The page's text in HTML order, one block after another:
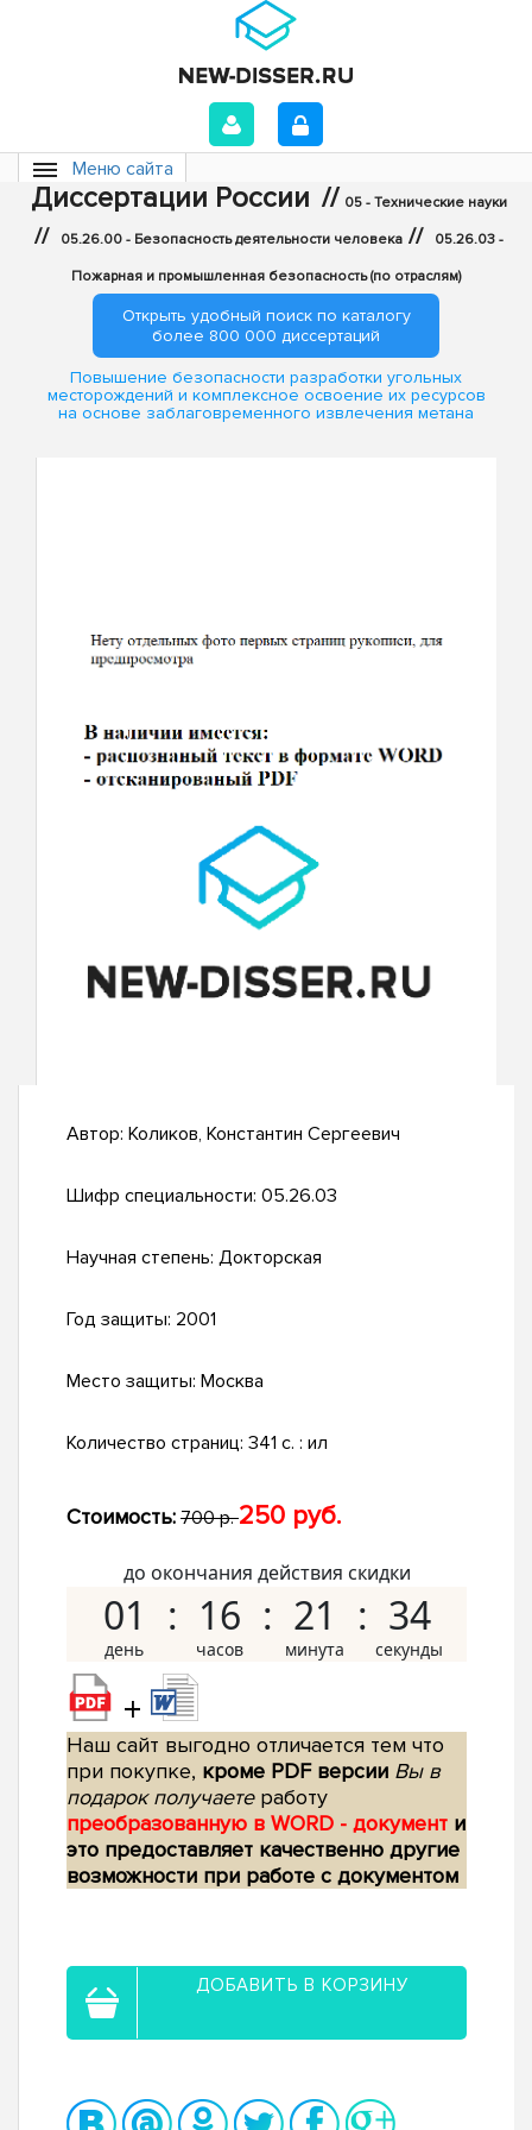
Меню сайта
Диссертации России // 05 - Технические науки
// 05.26.00 - Безопасность деятельности человека // 05.26.03 -
Пожарная и промышленная безопасность (по отраслям)
Открыть удобный поиск по каталогу
более 800 000 диссертаций
Повышение безопасности разработки угольных
месторождений и комплексное освоение их ресурсов
на основе заблаговременного извлечения метана
Автор: Коликов, Константин Сергеевич
Шифр специальности: 05.26.03
Научная степень: Докторская
Год защиты: 2001
Место защиты: Москва
Количество страниц: 341 с. : ил
Стоимость: 700 р.250 руб.
до окончания действия скидки
01 16 21 33
+
Наш сайт выгодно отличается тем что
при покупке, кроме PDF версии Вы в
подарок получаетеработу
преобразованную в WORD - документ и
это предоставляет качественно другие
возможности при работе с документом
ДОБАВИТЬ В КОРЗИНУ